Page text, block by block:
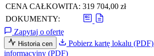
CENA CAŁKOWITA: 319 704,00 zł
DOKUMENTY:
Zapytaj o ofertę
Historia cen Pobierz kartę lokalu (PDF)
informacyjny (PDF)